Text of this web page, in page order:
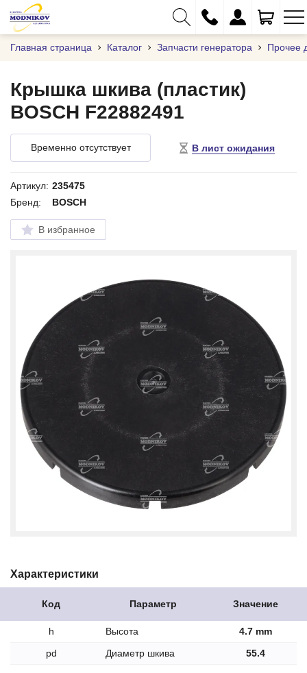
+375 (29) 333-01-01
+375 (17) 373-97-09
+375 (29) 262-61-18
Главная страница Каталог Запчасти генератора Прочее
Временно отсутствует В лист ожидания
Крышка шкива (пластик)
BOSCH F22882491
Артикул: 235475
Бренд:
BOSCH
В избранное
Характеристики
Код Параметр Значение
h Высота
4.7 mm
pd
Диаметр шкива 55.4